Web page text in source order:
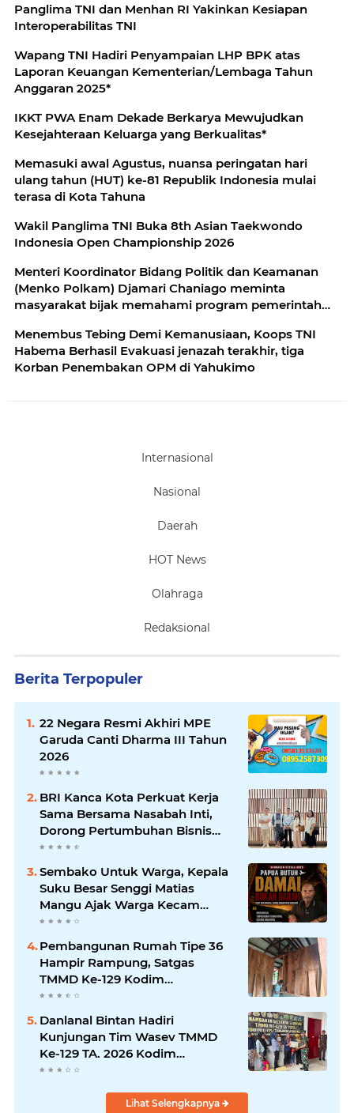
Panglima TNI dan Menhan RI Yakinkan Kesiapan
Interoperabilitas TNI
Wapang TNI Hadiri Penyampaian LHP BPK atas
Laporan Keuangan Kementerian/Lembaga Tahun
Anggaran 2025*
IKKT PWA Enam Dekade Berkarya Mewujudkan
Kesejahteraan Keluarga yang Berkualitas*
Memasuki awal Agustus, nuansa peringatan hari
ulang tahun (HUT) ke-81 Republik Indonesia mulai
terasa di Kota Tahuna
Wakil Panglima TNI Buka 8th Asian Taekwondo
Indonesia Open Championship 2026
Menteri Koordinator Bidang Politik dan Keamanan
(Menko Polkam) Djamari Chaniago meminta
masyarakat bijak memahami program pemerintah
Menembus Tebing Demi Kemanusiaan, Koops TNI
Habema Berhasil Evakuasi jenazah terakhir, tiga
Korban Penembakan OPM di Yahukimo
Internasional
Nasional
Daerah
HOT News
Olahraga
Redaksional
Berita Terpopuler
22 Negara Resmi Akhiri MPE
Garuda Canti Dharma III Tahun
2026
BRI Kanca Kota Perkuat Kerja
Sama Bersama Nasabah Inti,
Dorong Pertumbuhan Bisnis
Berkelanjutan
Sembako Untuk Warga, Kepala
Suku Besar Senggi Matias
Mangu Ajak Warga Kecam
Pembunuhan Warga Sipil di
Pembangunan Rumah Tipe 36
Hampir Rampung, Satgas
TMMD Ke-129 Kodim
1807/Sorong Selatan Wujudkan
Danlanal Bintan Hadiri
Kunjungan Tim Wasev TMMD
Ke-129 TA. 2026 Kodim
0315/Tanjungpinang
Lihat Selengkapnya